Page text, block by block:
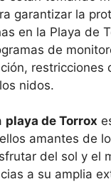
garantizar la
en la Playa de
de
restricciones
nidos.
playa de Torrox
amantes de
del sol y el
a su amplia